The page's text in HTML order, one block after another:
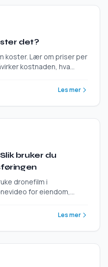
det?
koster. Lær om priser per
kostnaden, hva
Les mer
bruker du
dronefilm i
for eiendom,
Les mer